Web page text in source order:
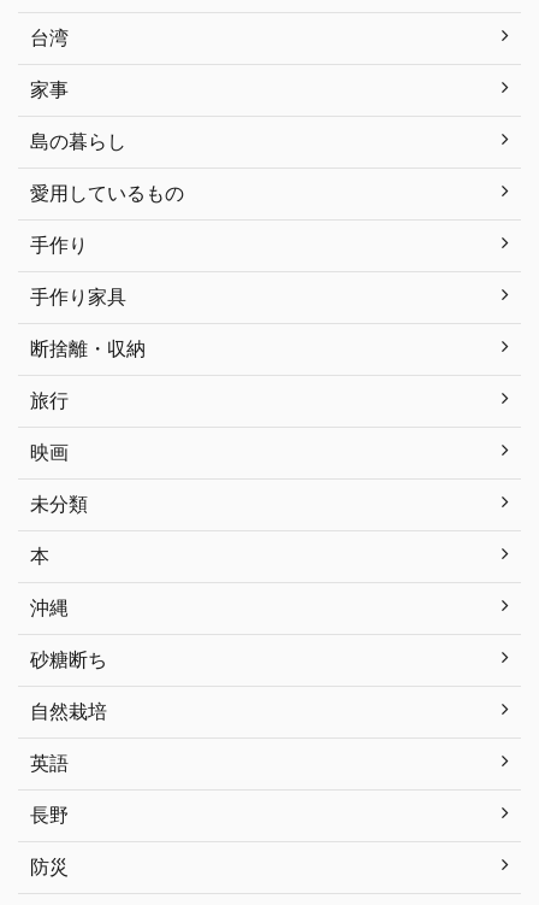
台湾
家事
島の暮らし
愛用しているもの
手作り
手作り家具
断捨離・収納
旅行
映画
未分類
本
沖縄
砂糖断ち
自然栽培
英語
長野
防災